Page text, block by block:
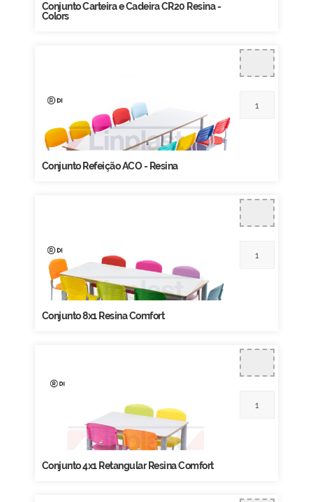
Conjunto Carteira e Cadeira CR20 Resina -
Colors
Conjunto Refeição ACO - Resina
Conjunto 8x1 Resina Comfort
Conjunto 4x1 Retangular Resina Comfort